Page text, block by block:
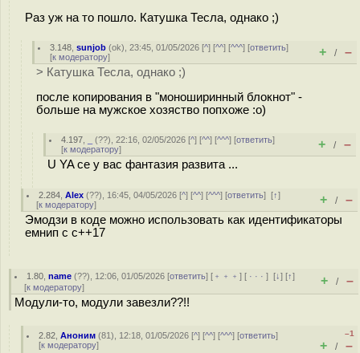
Раз уж на то пошло. Катушка Тесла, однако ;)
3.148 ,sunjob (ok), 23:45, 01/05/2026 [^] [^^] [^^^] [ответить]
[к модератору] + / –
> Катушка Тесла, однако ;)
после копирования в "моноширинный блокнот" -
больше на мужское хозяство попхоже :о)
4.197 (??), 22:16, 02/05/2026 [^] [^^] [^^^] [ответить]
[к модератору] + / –
U YA се у вас фантазия развита ...
2.284 ,Alex (??), 16:45, 04/05/2026 [^] [^^] [^^^] [ответить][↑]
[к модератору] + / –
Эмодзи в коде можно использовать как идентификаторы
емнип с c++17
1.80 ,name (??), 12:06, 01/05/2026 [ответить] [ ﹢﹢﹢] [ · · ·][↓] [↑]
[к модератору] + / –
Модули-то, модули завезли??!!
2.82 ,Аноним (81), 12:18, 01/05/2026 [^] [^^] [^^^] [ответить]
[к модератору]
–1
+ / –